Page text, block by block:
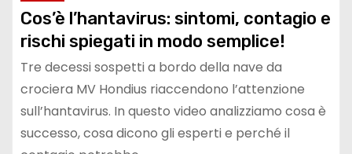
Cos’è l’hantavirus: sintomi, contagio e
rischi spiegati in modo semplice!
Tre decessi sospetti a bordo della nave da
crociera MV Hondius riaccendono l’attenzione
sull’hantavirus. In questo video analizziamo cosa è
successo, cosa dicono gli esperti e perché il